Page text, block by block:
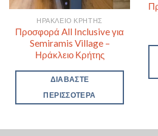
ΗΡΆΚΛΕΙΟ ΚΡΉΤΗΣ
Προσφορά All Inclusive για
Semiramis Village –
Ηράκλειο Κρήτης
ΔΙΑΒΆΣΤΕ
ΠΕΡΙΣΣΌΤΕΡΑ